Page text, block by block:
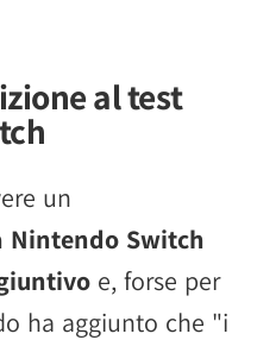
al test
un
Switch
e, forse per
ha aggiunto che "i